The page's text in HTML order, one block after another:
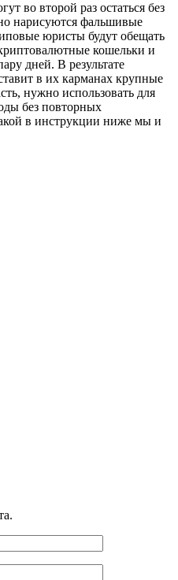
во второй раз остаться без
нарисуются фальшивые
юристы будут обещать
кошельки и
дней. В результате
в их карманах крупные
нужно использовать для
без повторных
в инструкции ниже мы и